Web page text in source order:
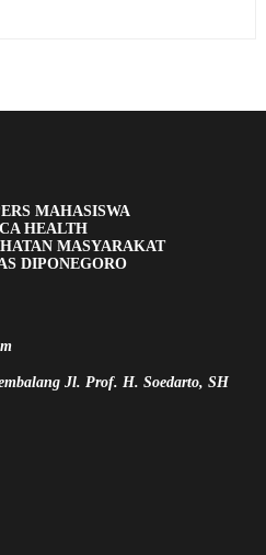
MAHASISWA
HEALTH
MASYARAKAT
DIPONEGORO
Jl. Prof. H. Soedarto, SH